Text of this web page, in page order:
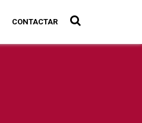
CONTACTAR